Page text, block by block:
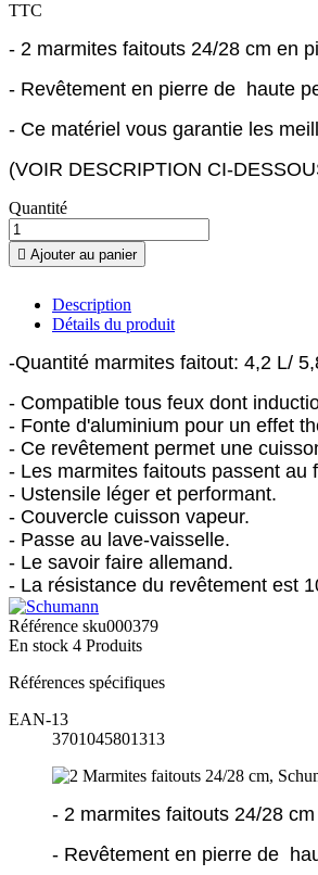
TTC
- 2 marmites faitouts 24/28 cm en
- Revêtement en pierre de haute
- Ce matériel vous garantie les
(VOIR DESCRIPTION CI-
Quantité
 Ajouter au panier
Description
Détails du produit
-Quantité marmites faitout: 4,2 L/
- Compatible tous feux dont
- Fonte d'aluminium pour un effet
- Ce revêtement permet une
- Les marmites faitouts passent au
- Ustensile léger et performant.
- Couvercle cuisson vapeur.
- Passe au lave-vaisselle.
- Le savoir faire allemand.
- La résistance du revêtement est
Référence sku000379
En stock 4 Produits
Références spécifiques
EAN-13
3701045801313
- 2 marmites faitouts 24/28
- Revêtement en pierre de